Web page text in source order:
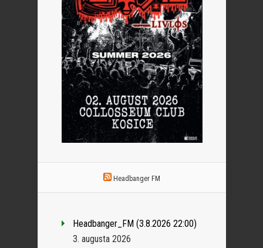
Headbanger FM
Headbanger_FM (3.8.2026 22:00)
3. augusta 2026